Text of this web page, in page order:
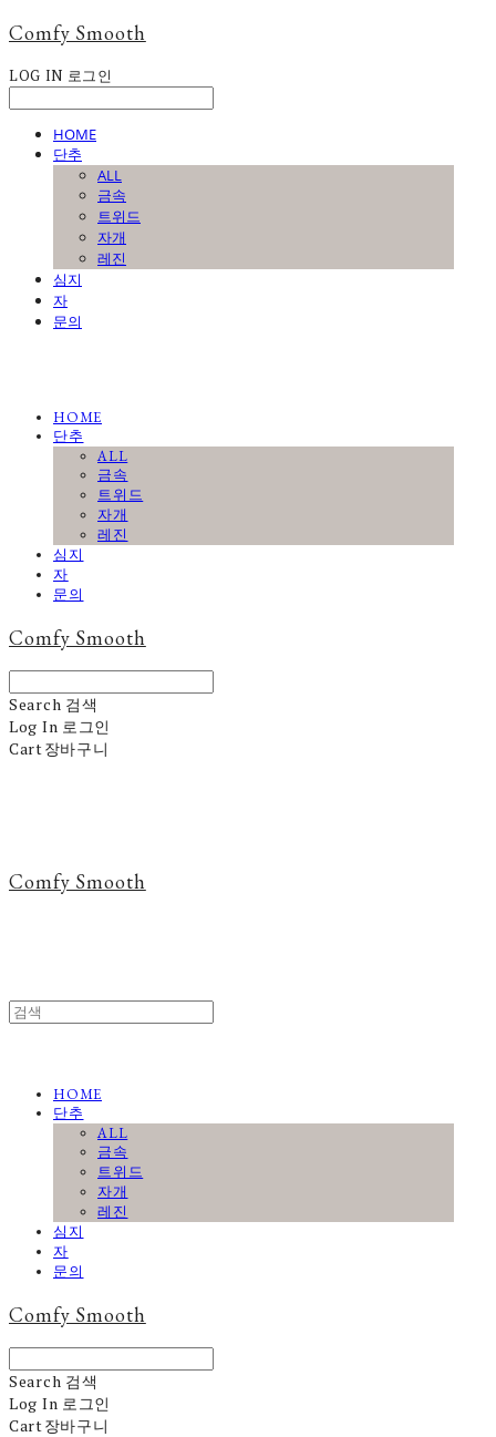
Comfy Smooth
LOG IN 로그인
HOME
단추
ALL
금속
트위드
자개
레진
심지
자
문의
HOME
단추
ALL
금속
트위드
자개
레진
심지
자
문의
Comfy Smooth
Search 검색
Log In 로그인
Cart장바구니
Comfy Smooth
HOME
단추
ALL
금속
트위드
자개
레진
심지
자
문의
Comfy Smooth
Search 검색
Log In 로그인
Cart장바구니